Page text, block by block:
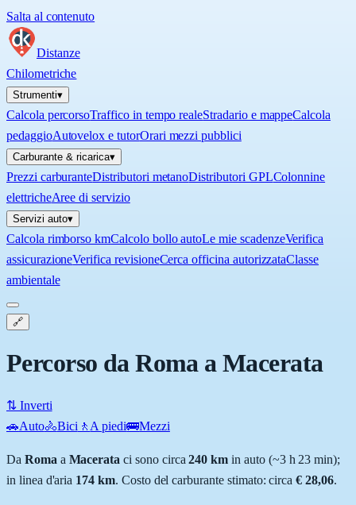
Salta al contenuto
Distanze
Chilometriche
Strumenti▾
Calcola percorsoTraffico in tempo realeStradario e mappeCalcola
pedaggioAutovelox e tutorOrari mezzi pubblici
Carburante & ricarica▾
Prezzi carburanteDistributori metanoDistributori GPLColonnine
elettricheAree di servizio
Servizi auto▾
Calcola rimborso kmCalcolo bollo autoLe mie scadenzeVerifica
assicurazioneVerifica revisioneCerca officina autorizzataClasse
ambientale
🔗
Percorso da Roma a Macerata
⇅ Inverti
🚗Auto🚴Bici 🚶 A piedi🚌Mezzi
Da Roma a Macerata ci sono circa 240 km in auto (~3 h 23 min);
in linea d'aria 174 km. Costo del carburante stimato: circa € 28,06.